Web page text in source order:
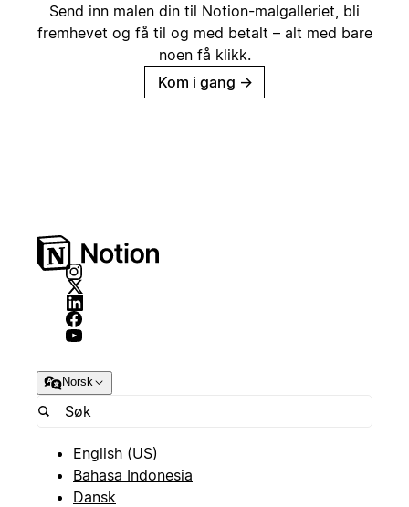
Send inn malen din til Notion-malgalleriet, bli
fremhevet og få til og med betalt – alt med bare
noen få klikk.
Kom i gang →
Norsk
English (US)
Bahasa Indonesia
Dansk